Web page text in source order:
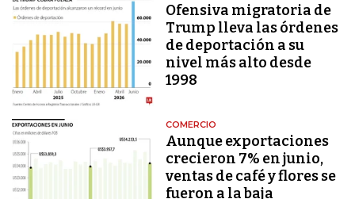
Ofensiva migratoria de
Trump lleva las órdenes
de deportación a su
nivel más alto desde
1998
COMERCIO
Aunque exportaciones
crecieron 7% en junio,
ventas de café y flores se
fueron a la baja